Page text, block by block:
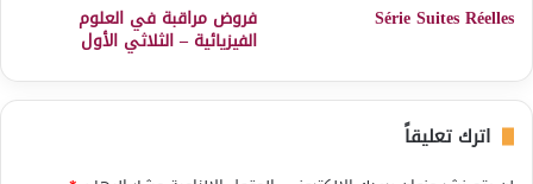
Série Suites Réelles فروض مراقبة في العلوم
الفيزيائية – الثلاثي الأول
اترك تعليقاً